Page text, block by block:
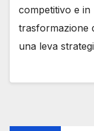
competitivo e
trasformazione
una leva